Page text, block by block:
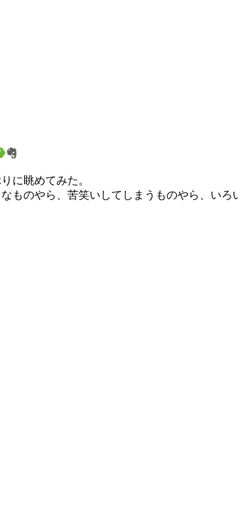
に眺めてみた。
ものやら、苦笑いしてしまうものやら、いろ